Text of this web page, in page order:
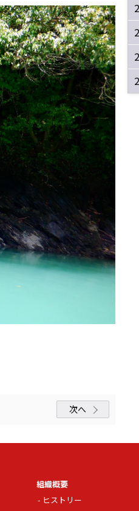
次へ
組織概要
ヒストリー